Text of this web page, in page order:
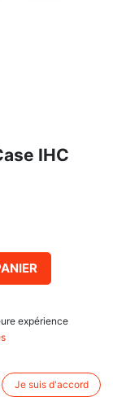
IHC
d'origine :
expérience
Je suis d'accord